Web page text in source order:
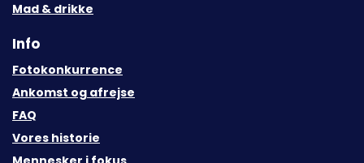
Mad & drikke
Info
Fotokonkurrence
Ankomst og afrejse
FAQ
Vores historie